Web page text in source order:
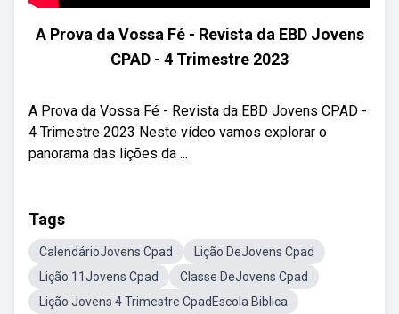
A Prova da Vossa Fé - Revista da EBD Jovens
CPAD - 4 Trimestre 2023
A Prova da Vossa Fé - Revista da EBD Jovens CPAD -
4 Trimestre 2023 Neste vídeo vamos explorar o
panorama das lições da ...
Tags
CalendárioJovens Cpad
Lição DeJovens Cpad
Lição 11Jovens Cpad
Classe DeJovens Cpad
Lição Jovens 4 Trimestre CpadEscola Biblica